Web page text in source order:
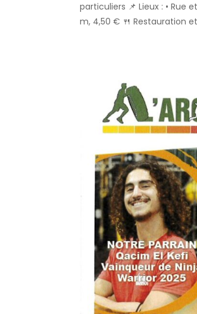
particuliers 📌 Lieux : • Rue
m, 4,50 € 🍴 Restauration